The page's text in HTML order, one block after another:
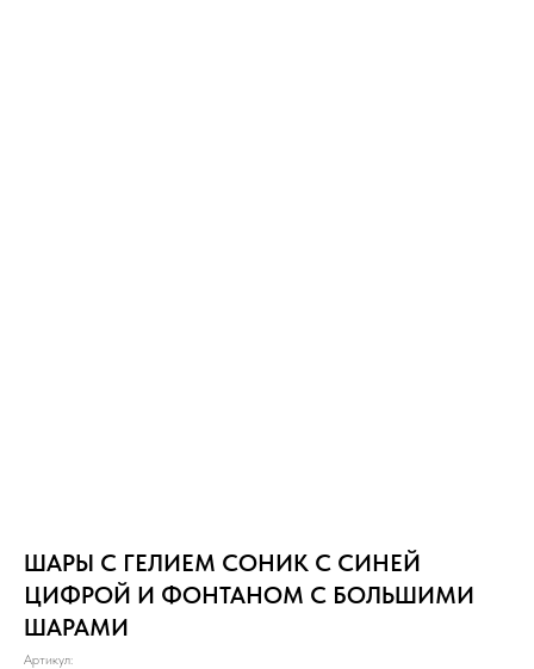
ШАРЫ С ГЕЛИЕМ СОНИК С СИНЕЙ
ЦИФРОЙ И ФОНТАНОМ С БОЛЬШИМИ
ШАРАМИ
Артикул: